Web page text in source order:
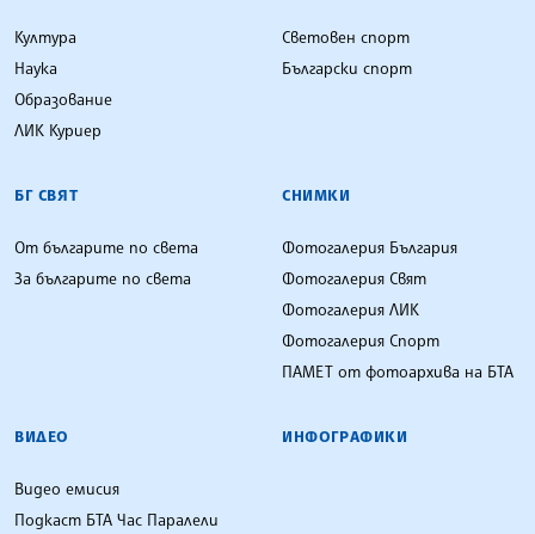
Култура
Наука
Образование
ЛИК Куриер
Световен спорт
Български спорт
БГ СВЯТ
От българите по света
За българите по света
СНИМКИ
Фотогалерия България
Фотогалерия Свят
Фотогалерия ЛИК
Фотогалерия Спорт
ПАМЕТ от фотоархива на БТА
ВИДЕО
Видео емисия
Подкаст БТА Час Паралели
ИНФОГРАФИКИ